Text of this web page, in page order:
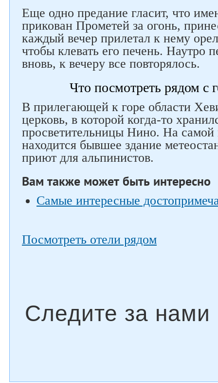
Еще одно предание гласит, что
прикован Прометей за огонь,
каждый вечер прилетал к нему
чтобы клевать его печень. Наутро
вновь, к вечеру все повторялось.
Что посмотреть рядом с
В прилегающей к горе области
церковь, в которой когда-то
просветительницы Нино. На самой
находится бывшее здание
приют для альпинистов.
Вам также может быть интересно
Самые интересные
Посмотреть отели рядом